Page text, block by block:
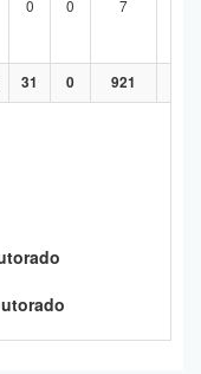
0 0 7
31 0 921